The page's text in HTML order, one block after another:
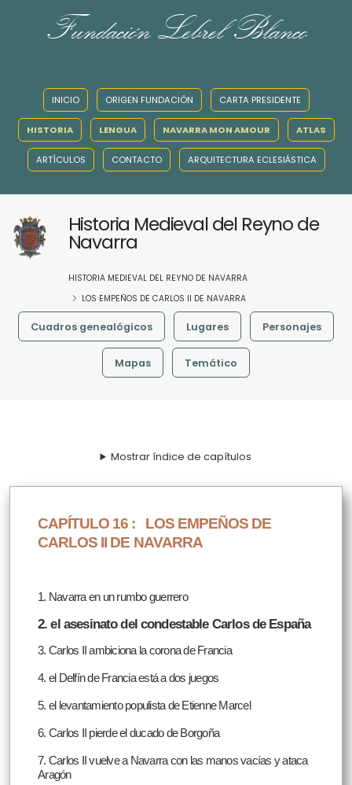
Fundación Lebrel Blanco
INICIO ORIGEN FUNDACIÓN CARTA PRESIDENTE
HISTORIA LENGUA NAVARRA MON AMOUR ATLAS
ARTÍCULOS CONTACTO ARQUITECTURA ECLESIÁSTICA
Historia Medieval del Reyno de
Navarra
HISTORIA MEDIEVAL DEL REYNO DE NAVARRA
LOS EMPEÑOS DE CARLOS II DE NAVARRA
Cuadros genealógicos Lugares Personajes
Mapas Temático
Mostrar índice de capítulos
CAPÍTULO 16 : LOS EMPEÑOS DE
CARLOS II DE NAVARRA
1. Navarra en un rumbo guerrero
2. el asesinato del condestable Carlos de España
3. Carlos II ambiciona la corona de Francia
4. el Delfín de Francia está a dos juegos
5. el levantamiento populista de Etienne Marcel
6. Carlos II pierde el ducado de Borgoña
7. Carlos II vuelve a Navarra con las manos vacías y ataca
Aragón